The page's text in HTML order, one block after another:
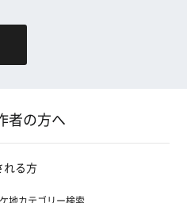
者の方へ
れる方
地カテゴリー検索